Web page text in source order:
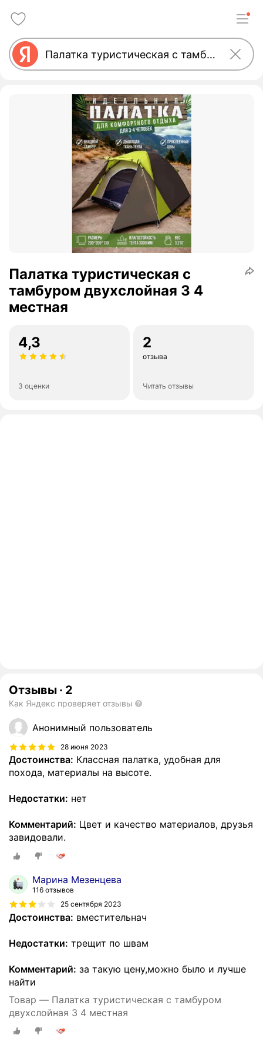
Палатка туристическая с
тамбуром двухслойная 3 4
местная
4,3
3 оценки
2
отзыва
Читать отзывы
Отзывы · 2
Как Яндекс проверяет отзывы
Анонимный пользователь
28 июня 2023
Достоинства: Классная палатка, удобная для
похода, материалы на высоте.
Недостатки: нет
Комментарий: Цвет и качество материалов, друзья
завидовали.
Марина Мезенцева
116 отзывов
25 сентября 2023
Достоинства: вместительнач
Недостатки: трещит по швам
Комментарий: за такую цену,можно было и лучше
найти
Товар — Палатка туристическая с тамбуром
двухслойная 3 4 местная